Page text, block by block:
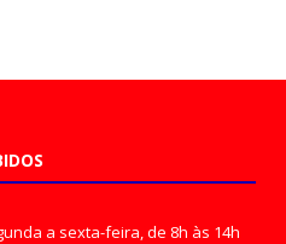
a sexta-feira, de 8h às 14h